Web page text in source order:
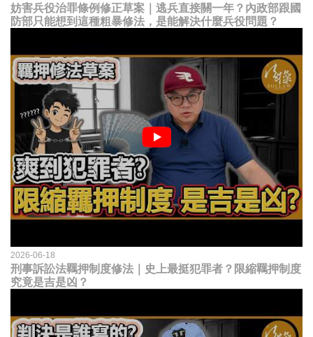
妨害兵役治罪條例修正草案｜逃兵直接關一年？內政部跟國
防部只能想到這種粗暴修法，是能解決什麼兵役問題？
2026-06-18
刑事訴訟法羈押制度修法｜史上最挺犯罪者？限縮羈押制度
究竟是吉是凶？